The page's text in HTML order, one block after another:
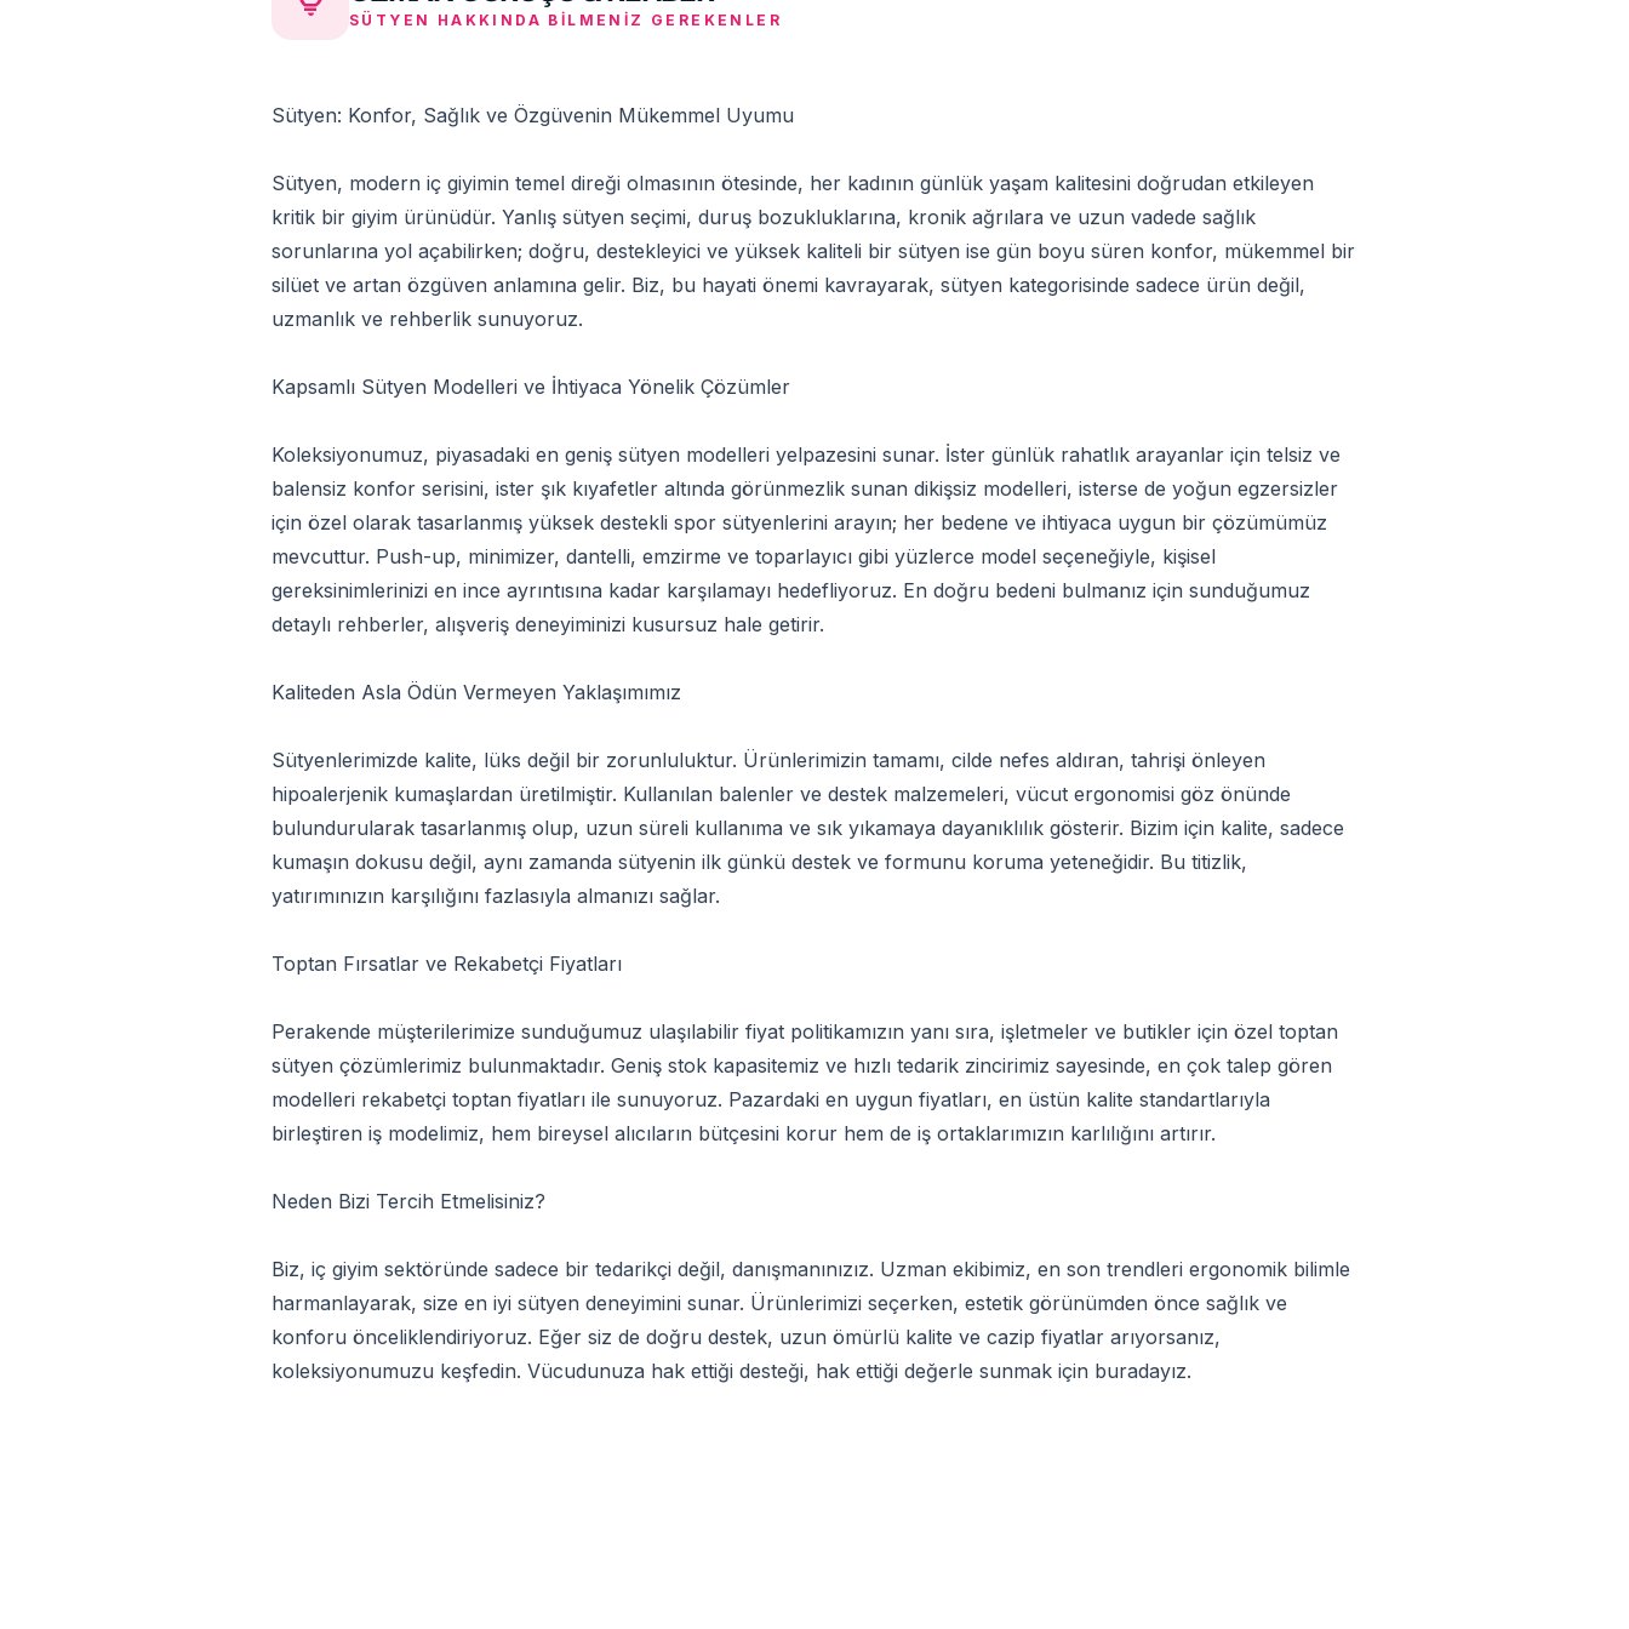
SÜTYEN HAKKINDA BILMENIZ GEREKENLER
Sütyen: Konfor, Sağlık ve Özgüvenin Mükemmel Uyumu
Sütyen, modern iç giyimin temel direği olmasının ötesinde, her kadının günlük yaşam kalitesini doğrudan etkileyen
kritik bir giyim ürünüdür. Yanlış sütyen seçimi, duruş bozukluklarına, kronik ağrılara ve uzun vadede sağlık
sorunlarına yol açabilirken; doğru, destekleyici ve yüksek kaliteli bir sütyen ise gün boyu süren konfor, mükemmel bir
silüet ve artan özgüven anlamına gelir. Biz, bu hayati önemi kavrayarak, sütyen kategorisinde sadece ürün değil,
uzmanlık ve rehberlik sunuyoruz.
Kapsamlı Sütyen Modelleri ve İhtiyaca Yönelik Çözümler
Koleksiyonumuz, piyasadaki en geniş sütyen modelleri yelpazesini sunar. İster günlük rahatlık arayanlar için telsiz ve
balensiz konfor serisini, ister şık kıyafetler altında görünmezlik sunan dikişsiz modelleri, isterse de yoğun egzersizler
için özel olarak tasarlanmış yüksek destekli spor sütyenlerini arayın; her bedene ve ihtiyaca uygun bir çözümümüz
mevcuttur. Push-up, minimizer, dantelli, emzirme ve toparlayıcı gibi yüzlerce model seçeneğiyle, kişisel
gereksinimlerinizi en ince ayrıntısına kadar karşılamayı hedefliyoruz. En doğru bedeni bulmanız için sunduğumuz
detaylı rehberler, alışveriş deneyiminizi kusursuz hale getirir.
Kaliteden Asla Ödün Vermeyen Yaklaşımımız
Sütyenlerimizde kalite, lüks değil bir zorunluluktur. Ürünlerimizin tamamı, cilde nefes aldıran, tahrişi önleyen
hipoalerjenik kumaşlardan üretilmiştir. Kullanılan balenler ve destek malzemeleri, vücut ergonomisi göz önünde
bulundurularak tasarlanmış olup, uzun süreli kullanıma ve sık yıkamaya dayanıklılık gösterir. Bizim için kalite, sadece
kumaşın dokusu değil, aynı zamanda sütyenin ilk günkü destek ve formunu koruma yeteneğidir. Bu titizlik,
yatırımınızın karşılığını fazlasıyla almanızı sağlar.
Toptan Fırsatlar ve Rekabetçi Fiyatları
Perakende müşterilerimize sunduğumuz ulaşılabilir fiyat politikamızın yanı sıra, işletmeler ve butikler için özel toptan
sütyen çözümlerimiz bulunmaktadır. Geniş stok kapasitemiz ve hızlı tedarik zincirimiz sayesinde, en çok talep gören
modelleri rekabetçi toptan fiyatları ile sunuyoruz. Pazardaki en uygun fiyatları, en üstün kalite standartlarıyla
birleştiren iş modelimiz, hem bireysel alıcıların bütçesini korur hem de iş ortaklarımızın karlılığını artırır.
Neden Bizi Tercih Etmelisiniz?
Biz, iç giyim sektöründe sadece bir tedarikçi değil, danışmanınızız. Uzman ekibimiz, en son trendleri ergonomik bilimle
harmanlayarak, size en iyi sütyen deneyimini sunar. Ürünlerimizi seçerken, estetik görünümden önce sağlık ve
konforu önceliklendiriyoruz. Eğer siz de doğru destek, uzun ömürlü kalite ve cazip fiyatlar arıyorsanız,
koleksiyonumuzu keşfedin. Vücudunuza hak ettiği desteği, hak ettiği değerle sunmak için buradayız.